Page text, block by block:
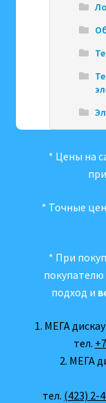
* Цены на
* Точные
* При
подход и
1. МЕГА
тел.
2. МЕГА
тел. (423) 2-